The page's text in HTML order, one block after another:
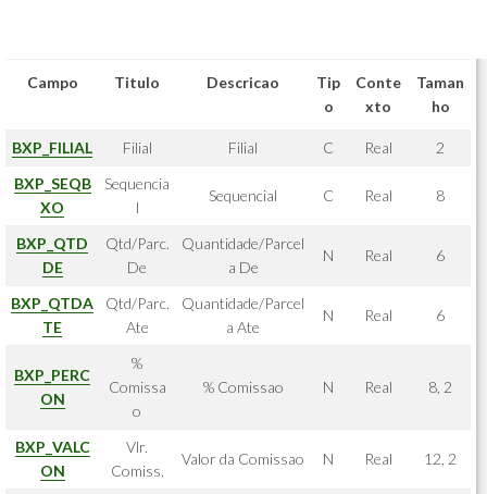
Campo Titulo Descricao
Tip
o
Conte
xto
Taman
ho
BXP_FILIAL Filial Filial C Real
2
BXP_SEQB
XO
Sequencia
l
Sequencial C Real 8
BXP_QTD
DE
Qtd/Parc.
De
Quantidade/Parcel
a De
N Real 6
BXP_QTDA
TE
Qtd/Parc.
Ate
Quantidade/Parcel
a Ate
N Real 6
BXP_PERC
ON
%
Comissa
o
% Comissao N Real 8, 2
BXP_VALC
ON
Vlr.
Comiss.
Valor da Comissao N Real 12, 2